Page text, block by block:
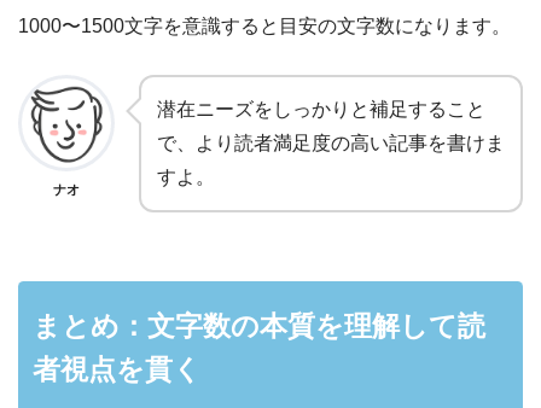
1000〜1500文字を意識すると目安の文字数になります。
ナオ
潜在ニーズをしっかりと補足すること
で、より読者満足度の高い記事を書けま
すよ。
まとめ：文字数の本質を理解して読
者視点を貫く